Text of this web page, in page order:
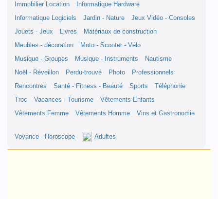
Immobilier Location
Informatique Hardware
Informatique Logiciels
Jardin - Nature
Jeux Vidéo - Consoles
Jouets - Jeux
Livres
Matériaux de construction
Meubles - décoration
Moto - Scooter - Vélo
Musique - Groupes
Musique - Instruments
Nautisme
Noël - Réveillon
Perdu-trouvé Photo
Professionnels
Rencontres
Santé - Fitness - Beauté Sports
Téléphonie
Troc
Vacances - Tourisme
Vêtements Enfants
Vêtements Femme
Vêtements Homme Vins et Gastronomie
Voyance - Horoscope Adultes